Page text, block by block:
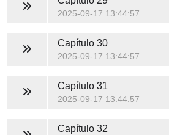
2025-09-17 13:44:57
Capítulo 30
2025-09-17 13:44:57
Capítulo 31
2025-09-17 13:44:57
Capítulo 32